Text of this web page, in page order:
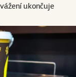
ukončuje